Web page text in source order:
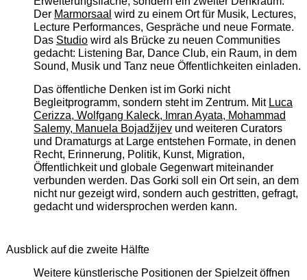
Der Marmorsaal wird zu einem Ort für Musik, Lectures,
Lecture Performances, Gespräche und neue Formate.
Das Studiowird als Brücke zu neuen Communities
gedacht: Listening Bar, Dance Club, ein Raum, in dem
Sound, Musik und Tanz neue Öffentlichkeiten einladen.
Das öffentliche Denken ist im Gorki nicht
Begleitprogramm, sondern steht im Zentrum. Mit Luca
Cerizza, Wolfgang Kaleck, Imran Ayata, Mohammad
Salemy, Manuela Bojadžijevund weiteren Curators
und Dramaturgs at Large entstehen Formate, in denen
Recht, Erinnerung, Politik, Kunst, Migration,
Öffentlichkeit und globale Gegenwart miteinander
verbunden werden. Das Gorki soll ein Ort sein, an dem
nicht nur gezeigt wird, sondern auch gestritten, gefragt,
gedacht und widersprochen werden kann.
Ausblick auf die zweite Hälfte
Weitere künstlerische Positionen der Spielzeit öffnen